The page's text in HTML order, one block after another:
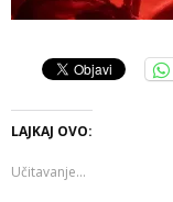
LAJKAJ OVO:
Učitavanje...